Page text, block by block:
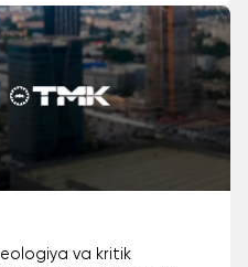
va kritik